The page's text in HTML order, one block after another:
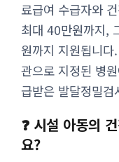
료급여 수급자와
최대 40만원까지,
원까지 지원됩니
관으로 지정된 병
급받은 발달정밀
❓ 시설 아동의
요?